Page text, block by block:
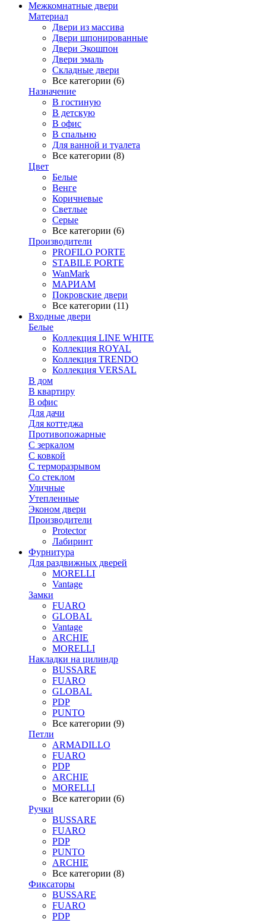
Межкомнатные двери
Материал
Двери из массива
Двери шпонированные
Двери Экошпон
Двери эмаль
Складные двери
Все категории (6)
Назначение
В гостиную
В детскую
В офис
В спальню
Для ванной и туалета
Все категории (8)
Цвет
Белые
Венге
Коричневые
Светлые
Серые
Все категории (6)
Производители
PROFILO PORTE
STABILE PORTE
WanMark
МАРИАМ
Покровские двери
Все категории (11)
Входные двери
Белые
Коллекция LINE WHITE
Коллекция ROYAL
Коллекция TRENDO
Коллекция VERSAL
В дом
В квартиру
В офис
Для дачи
Для коттеджа
Противопожарные
С зеркалом
С ковкой
С терморазрывом
Со стеклом
Уличные
Утепленные
Эконом двери
Производители
Protector
Лабиринт
Фурнитура
Для раздвижных дверей
MORELLI
Vantage
Замки
FUARO
GLOBAL
Vantage
ARCHIE
MORELLI
Накладки на цилиндр
BUSSARE
FUARO
GLOBAL
PDP
PUNTO
Все категории (9)
Петли
ARMADILLO
FUARO
PDP
ARCHIE
MORELLI
Все категории (6)
Ручки
BUSSARE
FUARO
PDP
PUNTO
ARCHIE
Все категории (8)
Фиксаторы
BUSSARE
FUARO
PDP